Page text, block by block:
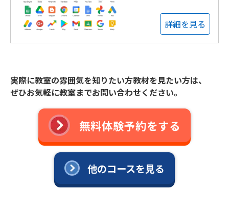
詳細を見る
実際に教室の雰囲気を知りたい方教材を見たい方は、
ぜひお気軽に教室までお問い合わせください。
無料体験予約をする
他のコースを見る